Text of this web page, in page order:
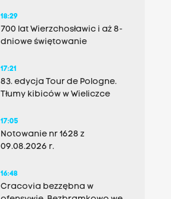
18:29
700 lat Wierzchosławic i aż 8-
dniowe świętowanie
17:21
83. edycja Tour de Pologne.
Tłumy kibiców w Wieliczce
17:05
Notowanie nr 1628 z
09.08.2026 r.
16:48
Cracovia bezzębna w